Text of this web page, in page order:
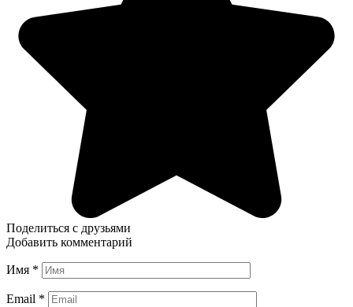
Поделиться с друзьями
Добавить комментарий
Имя *
Email *